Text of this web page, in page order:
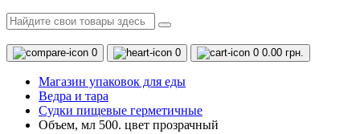
0 0 0 0.00 грн.
Магазин упаковок для еды
Ведра и тара
Судки пищевые герметичные
Объем, мл 500. цвет прозрачный